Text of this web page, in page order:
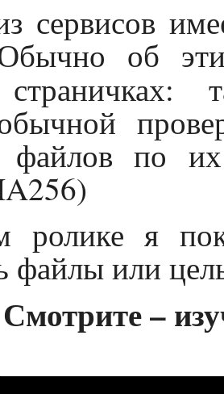
сервисов
об
файлов по
ролике я
файлы или
Смотрите –